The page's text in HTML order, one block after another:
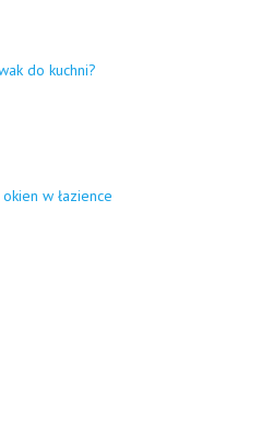
do kuchni?
w łazience